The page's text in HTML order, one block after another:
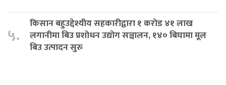
५.
किसान बहुउद्देश्यीय सहकारीद्वारा १ करोड ४१ लाख
लगानीमा बिउ प्रशोधन उद्योग सञ्चालन, १४० बिघामा मूल
बिउ उत्पादन सुरु